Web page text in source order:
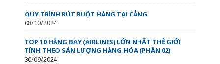
QUY TRÌNH RÚT RUỘT HÀNG TẠI CẢNG
08/10/2024
TOP 10 HÃNG BAY (AIRLINES) LỚN NHẤT THẾ GIỚI
TÍNH THEO SẢN LƯỢNG HÀNG HÓA (PHẦN 02)
30/09/2024